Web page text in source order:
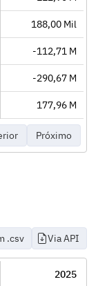
188,00 Mil
-112,71 M
-290,67 M
177,96 M
Próximo
.csv Via API
2025